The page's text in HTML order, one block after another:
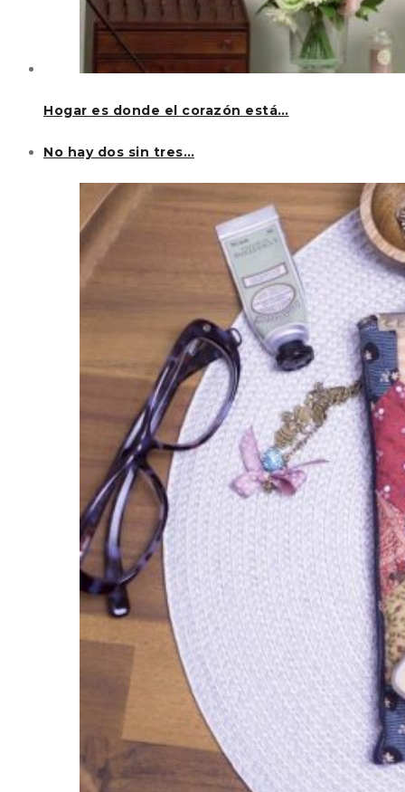
Hogar es donde el corazón está…
No hay dos sin tres…